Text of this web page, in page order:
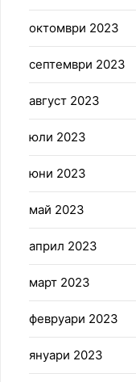
октомври 2023
септември 2023
август 2023
юли 2023
юни 2023
май 2023
април 2023
март 2023
февруари 2023
януари 2023